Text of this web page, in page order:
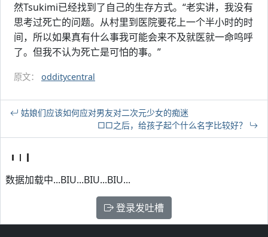
然Tsukimi已经找到了自己的生存方式。“老实讲，我没有
思考过死亡的问题。从村里到医院要花上一个半小时的时
间，所以如果真有什么事我可能会来不及就医就一命呜呼
了。但我不认为死亡是可怕的事。”
原文： odditycentral
姑娘们应该如何应对男友对二次元少女的痴迷
□□之后，给孩子起个什么名字比较好？
数据加载中...BIU...BIU...BIU...
登录发吐槽